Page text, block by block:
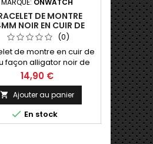
MARQUE: ONWATCH
DE MONTRE
NOIR EN CUIR DE
GAUFRÉ ALLIGATOR
(0)
de montre en cuir de
façon alligator noir de
Très bel aspect pour
plus belles montres.
14,90 €
 Ajouter au panier
 En stock
NOIR EN
Bracelet
Cuir
Alligator.
vos plus

